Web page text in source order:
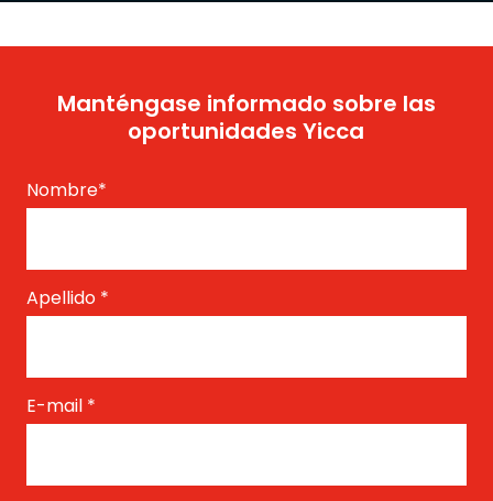
Manténgase informado sobre las
oportunidades Yicca
Nombre*
Apellido *
E-mail *